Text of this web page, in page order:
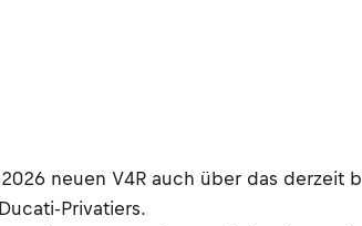
neuen V4R auch über das derzeit
Privatiers.